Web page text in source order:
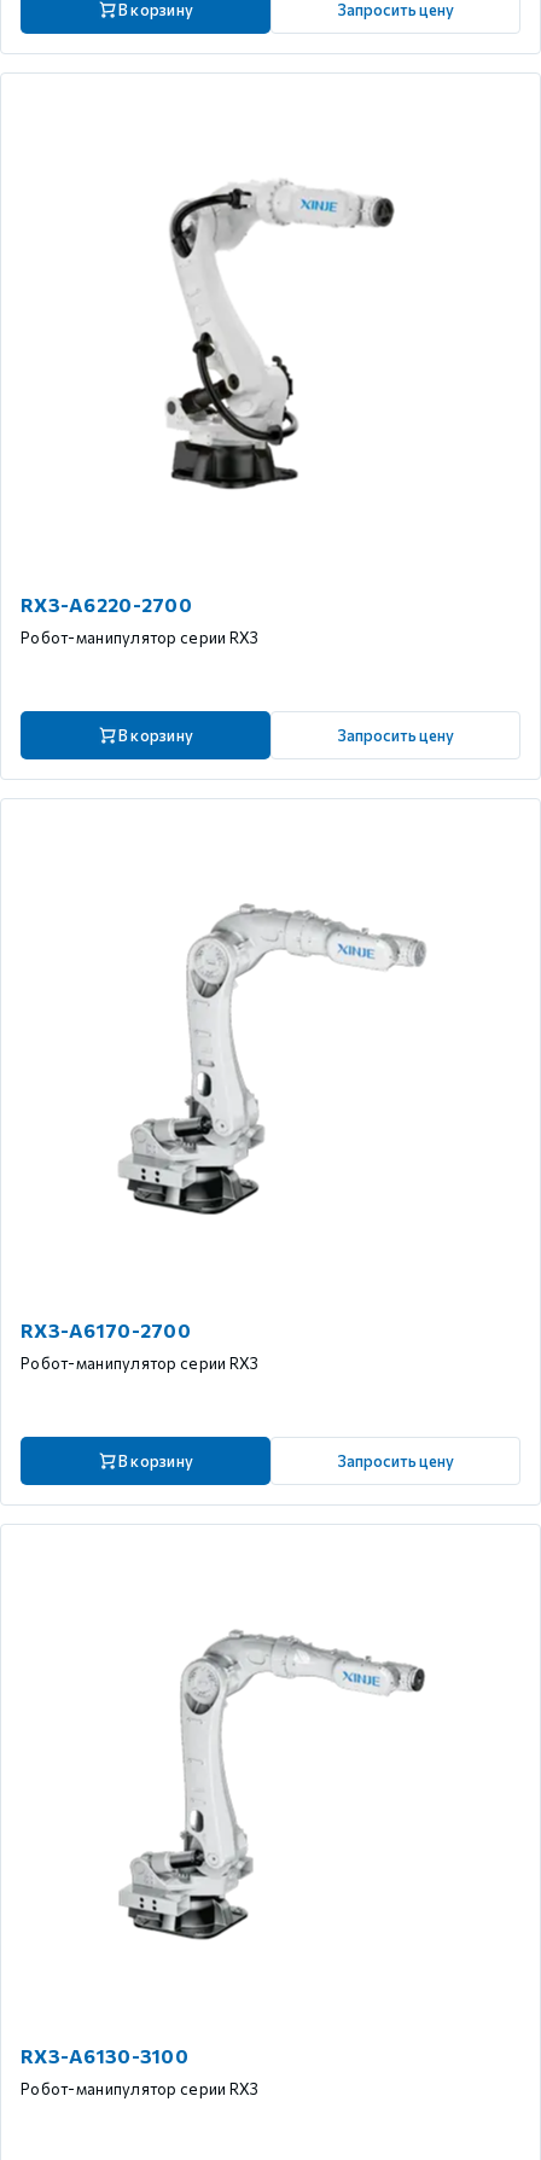
В корзину Запросить цену
RX3-A6220-2700
Робот-манипулятор серии RX3
В корзину Запросить цену
RX3-A6170-2700
Робот-манипулятор серии RX3
В корзину Запросить цену
RX3-A6130-3100
Робот-манипулятор серии RX3